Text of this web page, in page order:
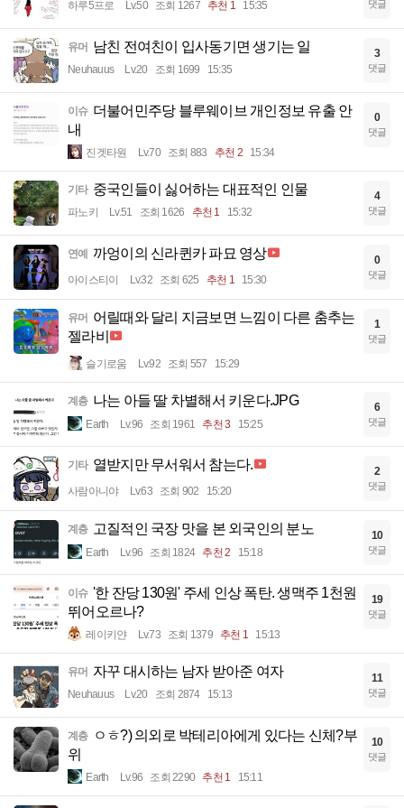
하루5프로 Lv.50 조회 1267 추천 1 15:35 댓글
유머 남친 전여친이 입사동기면 생기는 일
Neuhauus Lv.20 조회 1699 15:35
3
댓글
이슈 더불어민주당 블루웨이브 개인정보 유출 안
내
진겟타원 Lv.70 조회 883 추천 2 15:34
0
댓글
기타 중국인들이 싫어하는 대표적인 인물
파노키 Lv.51 조회 1626 추천 1 15:32
4
댓글
연예 까엉이의 신라퀸카 파묘 영상
아이스티이 Lv.32 조회 625 추천 1 15:30
0
댓글
유머 어릴때와 달리 지금보면 느낌이 다른 춤추는
젤라비
슬기로움 Lv.92 조회 557 15:29
1
댓글
계층 나는 아들 딸 차별해서 키운다.JPG
Earth Lv.96 조회 1961 추천 3 15:25
6
댓글
기타 열받지만 무서워서 참는다.
사람아니야 Lv.63 조회 902 15:20
2
댓글
계층 고질적인 국장 맛을 본 외국인의 분노
Earth Lv.96 조회 1824 추천 2 15:18
10
댓글
이슈 '한 잔당 130원' 주세 인상 폭탄. 생맥주 1천원
뛰어오르나?
레이키얀 Lv.73 조회 1379 추천 1 15:13
19
댓글
유머 자꾸 대시하는 남자 받아준 여자
Neuhauus Lv.20 조회 2874 15:13
11
댓글
계층
ㅇㅎ?) 의외로 박테리아에게 있다는 신체?부
위
Earth Lv.96 조회 2290 추천 1 15:11
10
댓글